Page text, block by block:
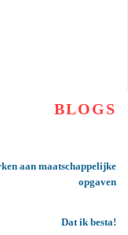
BLOGS
aan maatschappelijke
opgaven
Dat ik besta!